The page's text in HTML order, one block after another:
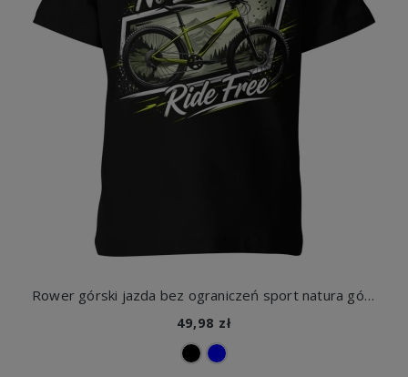
Rower górski jazda bez ograniczeń sport natura góry aktywność fizyczna wolność ride free Dziecięca koszulka
49,98 zł